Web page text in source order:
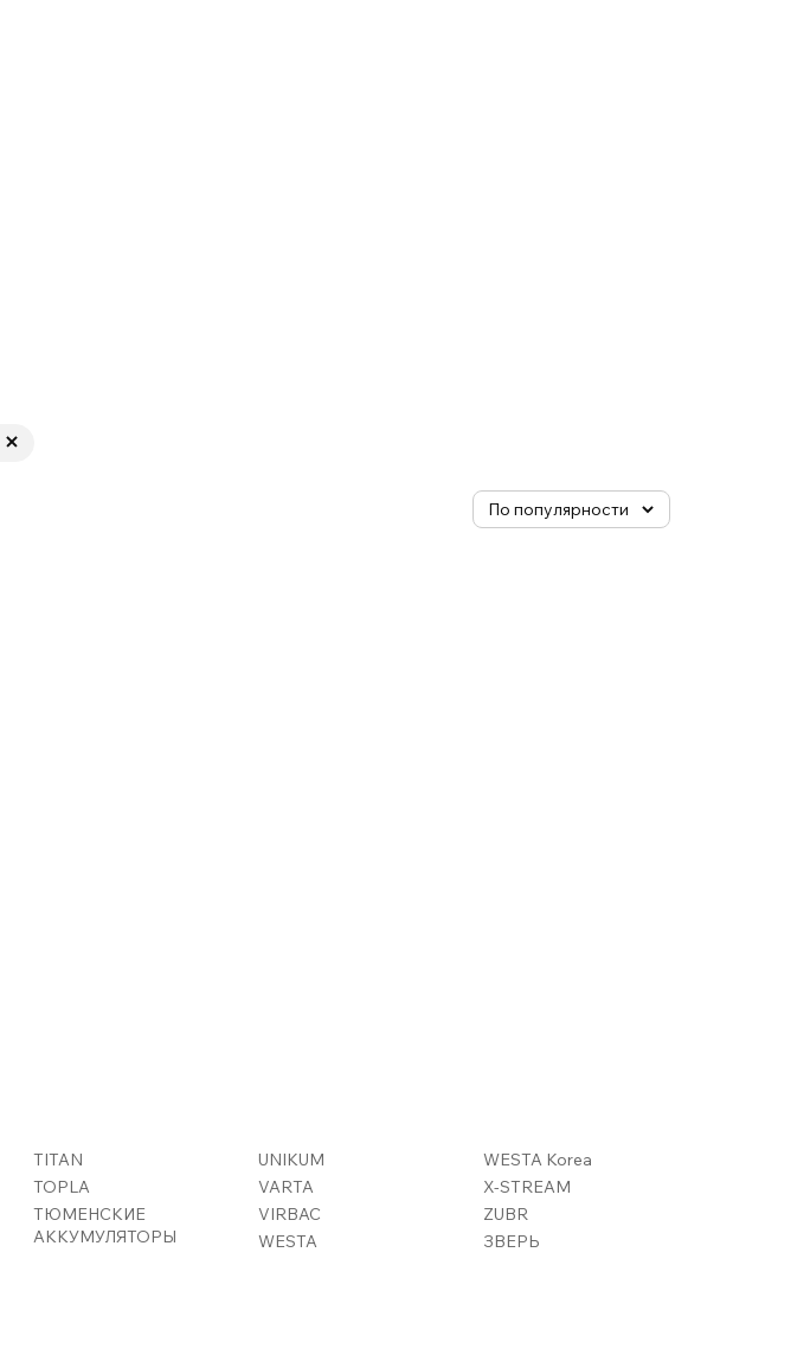
TITAN
TOPLA
ТЮМЕНСКИЕ
АККУМУЛЯТОРЫ
UNIKUM
VARTA
VIRBAC
WESTA
WESTA Korea
X-STREAM
ZUBR
ЗВЕРЬ